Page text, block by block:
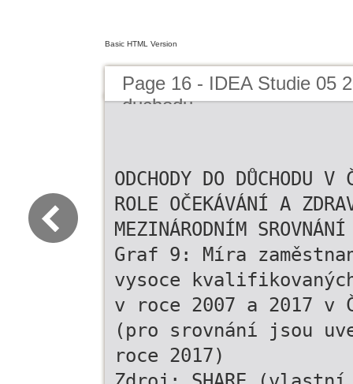
Basic HTML Version
Page 16 - IDEA Studie 05
duchodu
ODCHODY DO DŮCHODU V
ROLE OČEKÁVÁNÍ A
MEZINÁRODNÍM
Graf 9: Míra
vysoce
v roce 2007 a 2017 v
(pro srovnání jsou
roce 2017)